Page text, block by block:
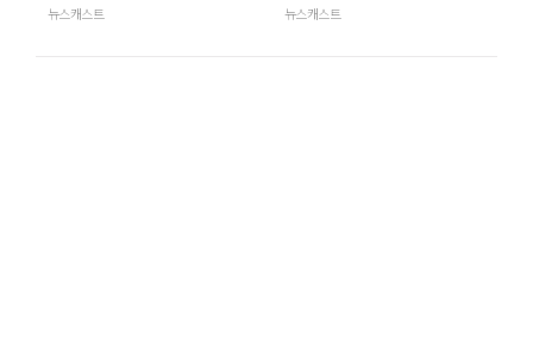
뉴스캐스트 뉴스캐스트